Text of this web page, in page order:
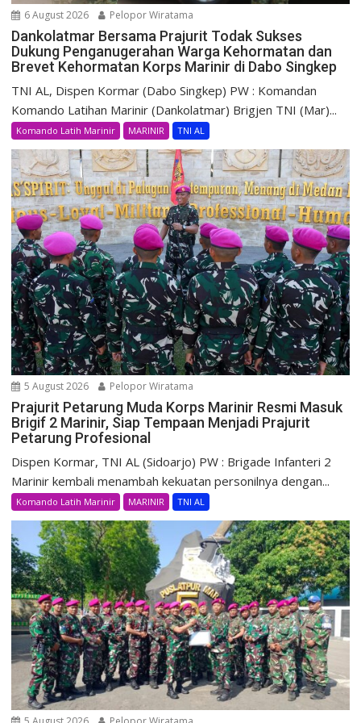
6 August 2026 Pelopor Wiratama
Dankolatmar Bersama Prajurit Todak Sukses
Dukung Penganugerahan Warga Kehormatan dan
Brevet Kehormatan Korps Marinir di Dabo Singkep
TNI AL, Dispen Kormar (Dabo Singkep) PW : Komandan
Komando Latihan Marinir (Dankolatmar) Brigjen TNI (Mar)...
Komando Latih Marinir MARINIR TNI AL
5 August 2026 Pelopor Wiratama
Prajurit Petarung Muda Korps Marinir Resmi Masuk
Brigif 2 Marinir, Siap Tempaan Menjadi Prajurit
Petarung Profesional
Dispen Kormar, TNI AL (Sidoarjo) PW : Brigade Infanteri 2
Marinir kembali menambah kekuatan personilnya dengan...
Komando Latih Marinir MARINIR TNI AL